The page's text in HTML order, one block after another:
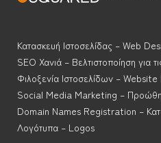
Κατασκευή Ιστοσελίδας – Web
SEO Χανιά – Βελτιστοποίηση για
Φιλοξενία Ιστοσελίδων –
Social Media Marketing –
Domain Names Registration –
Λογότυπα – Logos